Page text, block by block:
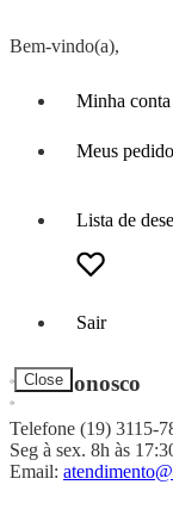
Bem-vindo(a),
Minha conta
Meus
Lista de
Sair
Close
Fale Conosco
Telefone (19) 3115-
Seg à sex. 8h às
Email: